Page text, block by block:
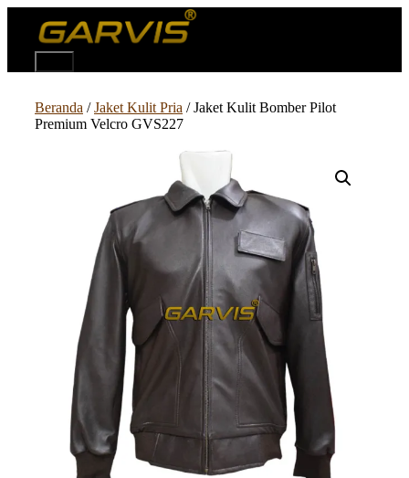
Beranda /Jaket Kulit Pria / Jaket Kulit Bomber Pilot
Premium Velcro GVS227